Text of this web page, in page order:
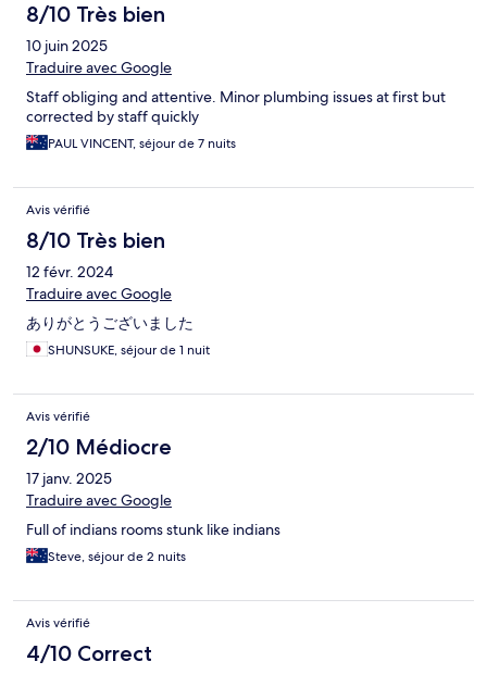
8/10 Très bien
10 juin 2025
Traduire avec Google
Staff obliging and attentive. Minor plumbing issues at first but
corrected by staff quickly
PAUL VINCENT, séjour de 7 nuits
Avis vérifié
8/10 Très bien
12 févr. 2024
Traduire avec Google
ありがとうございました
SHUNSUKE, séjour de 1 nuit
Avis vérifié
2/10 Médiocre
17 janv. 2025
Traduire avec Google
Full of indians rooms stunk like indians
Steve, séjour de 2 nuits
Avis vérifié
4/10 Correct